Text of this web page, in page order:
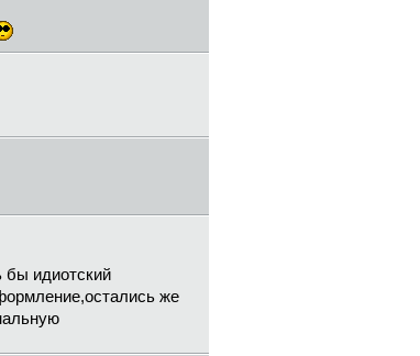
бы идиотский
же